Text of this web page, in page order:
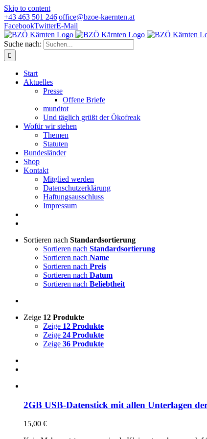
Skip to content
+43 463 501 246|office@bzoe-kaernten.at
FacebookTwitterE-Mail
Suche nach:
Start
Aktuelles
Presse
Offene Briefe
mundtot
Und täglich grüßt der Ökofreak
Wofür wir stehen
Themen
Statuten
Bundesländer
Shop
Kontakt
Mitglied werden
Datenschutzerklärung
Haftungsausschluss
Impressum
Sortieren nach Standardsortierung
Sortieren nach Standardsortierung
Sortieren nach Name
Sortieren nach Preis
Sortieren nach Datum
Sortieren nach Beliebtheit
Zeige 12 Produkte
Zeige 12 Produkte
Zeige 24 Produkte
Zeige 36 Produkte
2GB USB-Datenstick mit allen Unterlagen
15,00 €